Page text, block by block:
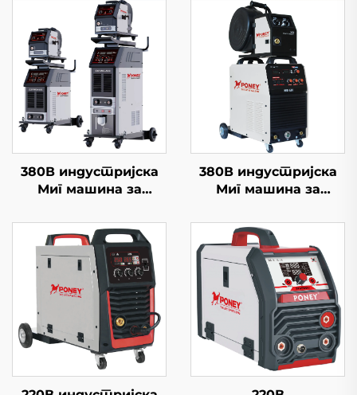
380В индустријска
Миг машина за
мултифункционална
ЦО2 гасна штит Миг/
Маг Гоугинг машина за
заваривање
380В индустријска
Миг машина за
Миг-500 Одвојен
жични хранилац
мултифункционални
ЦО2 гасни штит Миг/
Маг машина за
заваривање